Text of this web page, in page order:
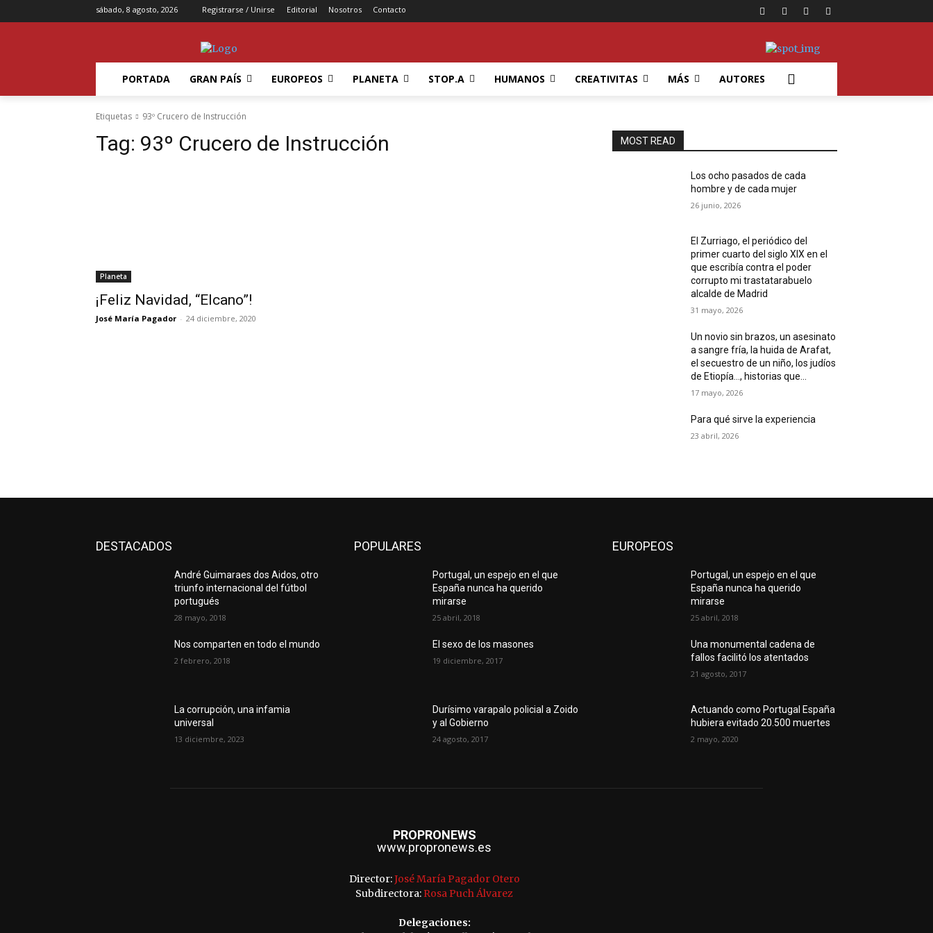
sábado, 8 agosto, 2026 Registrarse / Unirse Editorial Nosotros Contacto
PORTADA GRAN PAÍS EUROPEOS PLANETA STOP.A HUMANOS CREATIVITAS MÁS AUTORES
Etiquetas 93º Crucero de Instrucción
Tag: 93º Crucero de Instrucción
Planeta
¡Feliz Navidad, “Elcano”!
José María Pagador - 24 diciembre, 2020
MOST READ
Los ocho pasados de cada
hombre y de cada mujer
26 junio, 2026
El Zurriago, el periódico del
primer cuarto del siglo XIX en el
que escribía contra el poder
corrupto mi trastatarabuelo
alcalde de Madrid
31 mayo, 2026
Un novio sin brazos, un asesinato
a sangre fría, la huida de Arafat,
el secuestro de un niño, los judíos
de Etiopía…, historias que...
17 mayo, 2026
Para qué sirve la experiencia
23 abril, 2026
DESTACADOS
André Guimaraes dos Aidos, otro
triunfo internacional del fútbol
portugués
28 mayo, 2018
Nos comparten en todo el mundo
2 febrero, 2018
La corrupción, una infamia
universal
13 diciembre, 2023
POPULARES
Portugal, un espejo en el que
España nunca ha querido
mirarse
25 abril, 2018
El sexo de los masones
19 diciembre, 2017
Durísimo varapalo policial a Zoido
y al Gobierno
24 agosto, 2017
EUROPEOS
Portugal, un espejo en el que
España nunca ha querido
mirarse
25 abril, 2018
Una monumental cadena de
fallos facilitó los atentados
21 agosto, 2017
Actuando como Portugal España
hubiera evitado 20.500 muertes
2 mayo, 2020
PROPRONEWS
www.propronews.es
Director:José María Pagador Otero
Subdirectora: Rosa Puch Álvarez
Delegaciones: